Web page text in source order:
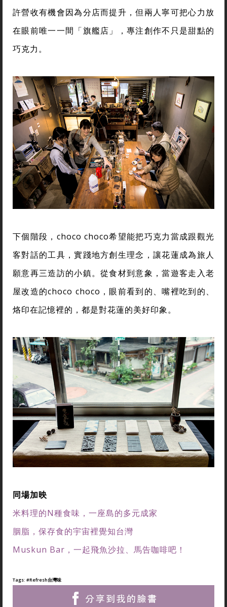
許營收有機會因為分店而提升，但兩人寧可把心力放
在眼前唯一一間「旗艦店」，專注創作不只是甜點的
巧克力。
下個階段，choco choco希望能把巧克力當成跟觀光
客對話的工具，實踐地方創生理念，讓花蓮成為旅人
願意再三造訪的小鎮。從食材到意象，當遊客走入老
屋改造的choco choco，眼前看到的、嘴裡吃到的、
烙印在記憶裡的，都是對花蓮的美好印象。
同場加映
米料理的N種食味，一座島的多元成家
胭脂，保存食的宇宙裡覺知台灣
Muskun Bar，一起飛魚沙拉、馬告咖啡吧！
Tags: #Refresh台灣味